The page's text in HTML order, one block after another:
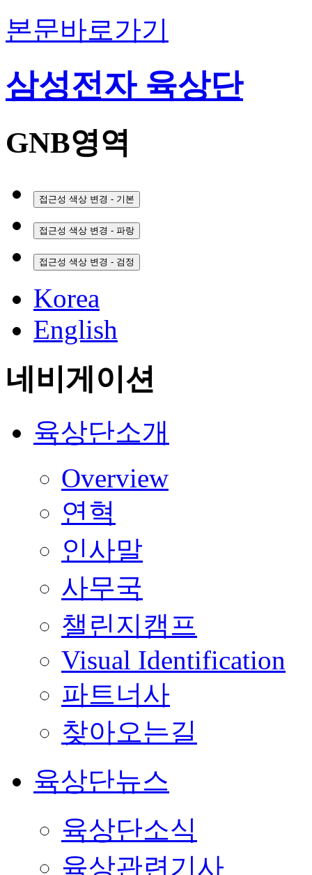
본문바로가기
삼성전자 육상단
GNB영역
접근성 색상 변경 - 기본
접근성 색상 변경 - 파랑
접근성 색상 변경 - 검정
Korea
English
네비게이션
육상단소개
Overview
연혁
인사말
사무국
챌린지캠프
Visual Identification
파트너사
찾아오는길
육상단뉴스
육상단소식
육상관련기사